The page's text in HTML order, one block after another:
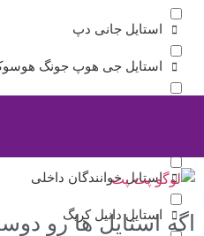
استایل جانی دپ
استایل جی هوپ جونگ
استایل خوانندگان داخلی
استایل دانیل کریگ
اگه استایل ها رو